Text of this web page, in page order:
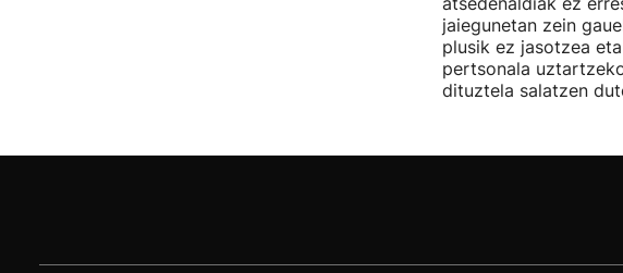
jaiegunetan zein
plusik ez jasotzea
pertsonala
dituztela salatzen